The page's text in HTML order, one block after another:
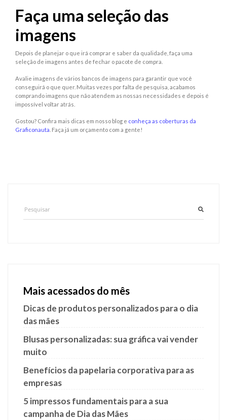
Faça uma seleção das
imagens
Depois de planejar o que irá comprar e saber da qualidade, faça uma
seleção de imagens antes de fechar o pacote de compra.
Avalie imagens de vários bancos de imagens para garantir que você
conseguirá o que quer. Muitas vezes por falta de pesquisa, acabamos
comprando imagens que não atendem as nossas necessidades e depois é
impossível voltar atrás.
Gostou? Confira mais dicas em nosso blog e conheça as coberturas da
Graficonauta . Faça já um orçamento com a gente!
Mais acessados do mês
Dicas de produtos personalizados para o dia
das mães
Blusas personalizadas: sua gráfica vai vender
muito
Benefícios da papelaria corporativa para as
empresas
5 impressos fundamentais para a sua
campanha de Dia das Mães